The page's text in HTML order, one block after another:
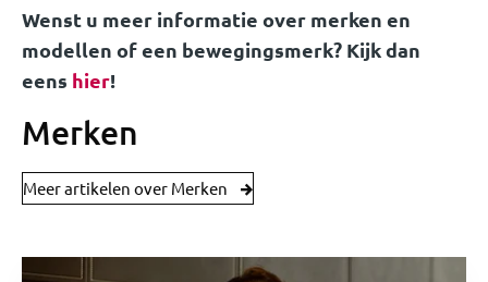
Wenst u meer informatie over merken en
modellen of een bewegingsmerk? Kijk dan
eens hier!
Merken
Meer artikelen over Merken